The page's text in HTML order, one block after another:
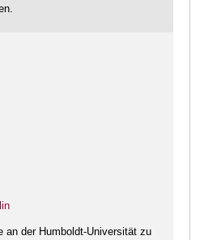
an der Humboldt-Universität zu